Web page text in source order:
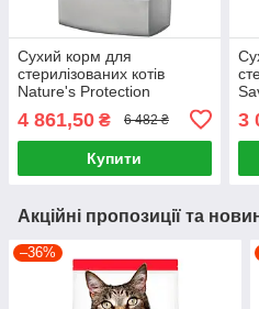
Сухий корм для
стерилізованих котів
Nature's Protection
птиці 18 кг
4 861,50 ₴ 6 482 ₴
Купити
3
Акційні пропозиції та
–36%